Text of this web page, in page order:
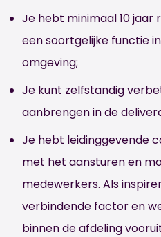
Je hebt minimaal 10
een soortgelijke functie
omgeving;
Je kunt zelfstandig
aanbrengen in de
Je hebt leidinggevende
met het aansturen en
medewerkers. Als
verbindende factor en
binnen de afdeling